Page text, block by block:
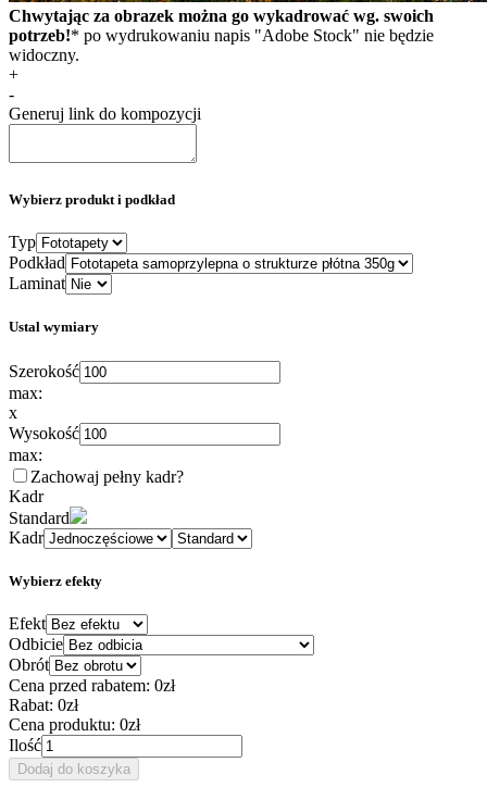
Chwytając za obrazek można go wykadrować wg. swoich
potrzeb!* po wydrukowaniu napis "Adobe Stock" nie będzie
widoczny.
+
-
Generuj link do kompozycji
Wybierz produkt i podkład
Typ
Podkład
Laminat
Ustal wymiary
Szerokość
max:
x
Wysokość
max:
Zachowaj pełny kadr?
Kadr
Standard
Kadr
Wybierz efekty
Efekt
Odbicie
Obrót
Cena przed rabatem: 0zł
Rabat: 0zł
Cena produktu: 0zł
Ilość
Dodaj do koszyka